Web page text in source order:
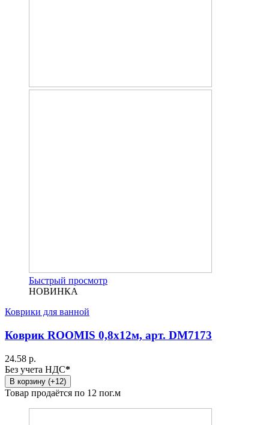
Быстрый просмотр
НОВИНКА
Коврики для ванной
Коврик ROOMIS 0,8x12м, арт. DM7173
24.58 р.
Без учета НДС*
В корзину (+12)
Товар продаётся по 12 пог.м